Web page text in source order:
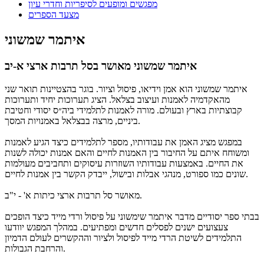
מפגשים ומופעים לסיפריות וחדרי עיון
מצעד הספרים
איתמר שמשוני
איתמר שמשוני מאושר בסל תרבות ארצי א-יב
איתמר שמשוני הוא אמן וידיאו, פיסול וציור. בוגר בהצטיינות תואר שני
מהאקדמיה לאמנות ועיצוב בצלאל. הציג תערוכות יחיד ותערוכות
קבוצתיות בארץ ובעולם. מורה לאמנות לתלמידי ביה״ס יסודי וחטיבת
ביניים, מרצה בבצלאל באמנויות המסך.
במפגש מציג האמן את עבודותיו, מספר לתלמידים כיצד הגיע לאמנות
ומשוחח איתם על החיבור בין האמנות לחיים והאם אמנות יכולה לשנות
את החיים. באמצעות עבודותיו השוזרות עיסוקים ותחביבים מעולמות
שונים כמו ספורט, מנהגי אבלות ובישול, ייבדק הקשר בין אמנות לחיים.
מאושר סל תרבות ארצי כיתות א' - י"ב.
בבתי ספר יסודיים מדבר איתמר שימשוני על פיסול ורדי מייד כיצד הופכים
צעצועים ישנים לפסלים חדשים ומפתיעים. במהלך המפגש יוודעו
התלמידים לשיטת הרדי מייד לפיסול ולציור וההקשרים לעולם הדמיון
והרחבת הגבולות.